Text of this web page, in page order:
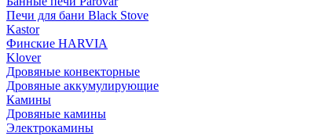
Печи для бани Black Stove
Kastor
Финские HARVIA
Klover
Дровяные конвекторные
Дровяные аккумулирующие
Камины
Дровяные камины
Электрокамины